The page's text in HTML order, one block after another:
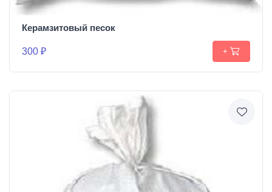
Керамзитовый песок
300 ₽ +